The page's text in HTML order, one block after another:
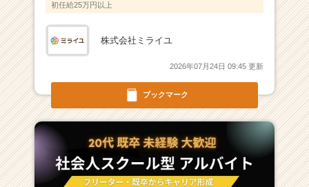
チ
企
業
か
ら
ス
カ
ブックマーク
初任給25万円以上
株式会社ミライユ
2026年07月24日 09:45 更新